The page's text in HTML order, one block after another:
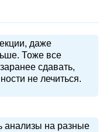
даже
Тоже все
сдавать,
не лечиться.
анализы на разные